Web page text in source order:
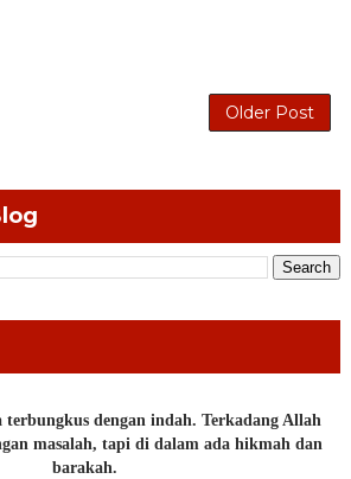
Older Post
terbungkus dengan indah. Terkadang Allah
masalah, tapi di dalam ada hikmah dan
barakah.